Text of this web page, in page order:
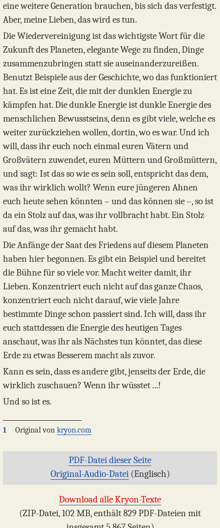
eine weitere Generation brauchen, bis sich das verfestigt.
Aber, meine Lieben, das wird es tun.
Die Wiedervereinigung ist das wichtigste Wort für die
Zukunft des Planeten, elegante Wege zu finden, Dinge
zusammenzubringen statt sie auseinanderzureißen.
Benutzt Beispiele aus der Geschichte, wo das funktioniert
hat. Es ist eine Zeit, die mit der dunklen Energie zu
kämpfen hat. Die dunkle Energie ist dunkle Energie des
menschlichen Bewusstseins, denn es gibt viele, welche es
weiter zurückziehen wollen, dortin, wo es war. Und ich
will, dass ihr euch noch einmal euren Vätern und
Großvätern zuwendet, euren Müttern und Großmüttern,
und sagt: Ist das so wie es sein soll, entspricht das dem,
was ihr wirklich wollt? Wenn eure jüngeren Ahnen
euch heute sehen könnten – und das können sie –, so ist
da ein Stolz auf das, was ihr vollbracht habt. Ein Stolz
auf das, was ihr gemacht habt.
Die Anfänge der Saat des Friedens auf diesem Planeten
haben hier begonnen. Es gibt ein Beispiel und bereitet
die Bühne für so viele vor. Macht weiter damit, ihr
Lieben. Konzentriert euch nicht auf das ganze Chaos,
konzentriert euch nicht darauf, wie viele Jahre
bestimmte Dinge schon passiert sind. Ich will, dass ihr
euch stattdessen die Energie des heutigen Tages
anschaut, was ihr als Nächstes tun könntet, das diese
Erde zu etwas Besserem macht als zuvor.
Kann es sein, dass es andere gibt, jenseits der Erde, die
wirklich zuschauen? Wenn ihr wüsstet ...!
Und so ist es.
1 Original von kryon.com
PDF-Datei dieser Seite
Original-Audio-Datei(Englisch)
Download alle Kryon-Texte
(ZIP-Datei, 102 MB, enthält 829 PDF-Dateien mit